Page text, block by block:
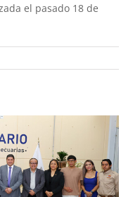
el pasado 18 de